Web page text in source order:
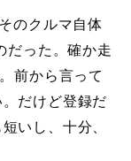
のクルマ自体
だった。確か走
前から言って
だけど登録だ
いし、十分、